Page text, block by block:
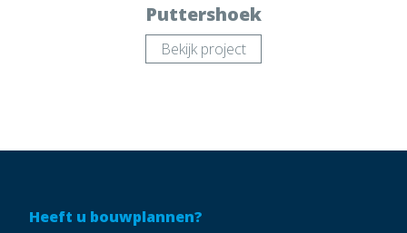
Puttershoek
Bekijk project
Heeft u bouwplannen?